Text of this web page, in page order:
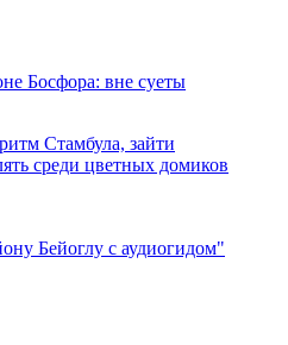
Босфора: вне суеты
Стамбула, зайти
среди цветных домиков